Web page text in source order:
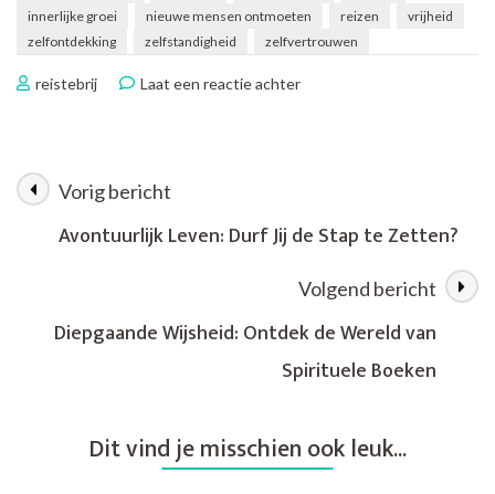
innerlijke groei
nieuwe mensen ontmoeten reizen
vrijheid
zelfontdekking
zelfstandigheid zelfvertrouwen
reistebrij Laat een reactie achterop
Jezelf
Berichtnavigatie
Vorig bericht
Avontuurlijk Leven: Durf Jij de Stap te Zetten?
Volgend bericht
Diepgaande Wijsheid: Ontdek de Wereld van
Spirituele Boeken
Dit vind je misschien ook leuk...